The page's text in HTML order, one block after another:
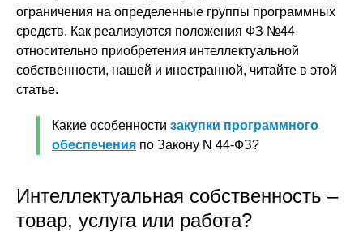
ограничения на определенные группы программных
средств. Как реализуются положения ФЗ №44
относительно приобретения интеллектуальной
собственности, нашей и иностранной, читайте в этой
статье.
Какие особенности закупки программного
обеспечения по Закону N 44-ФЗ?
Интеллектуальная собственность –
товар, услуга или работа?